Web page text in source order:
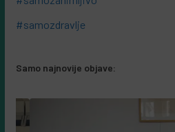
#samozdravlje
Samo najnovije objave: